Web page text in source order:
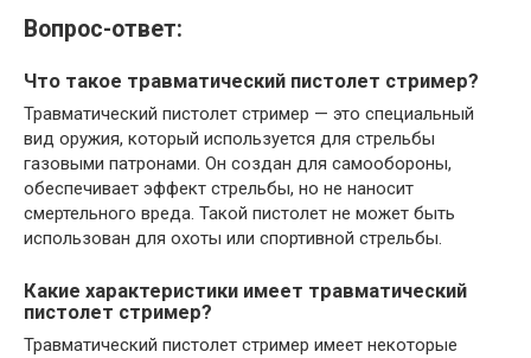
Вопрос-ответ:
Что такое травматический пистолет стример?
Травматический пистолет стример — это специальный
вид оружия, который используется для стрельбы
газовыми патронами. Он создан для самообороны,
обеспечивает эффект стрельбы, но не наносит
смертельного вреда. Такой пистолет не может быть
использован для охоты или спортивной стрельбы.
Какие характеристики имеет травматический
пистолет стример?
Травматический пистолет стример имеет некоторые